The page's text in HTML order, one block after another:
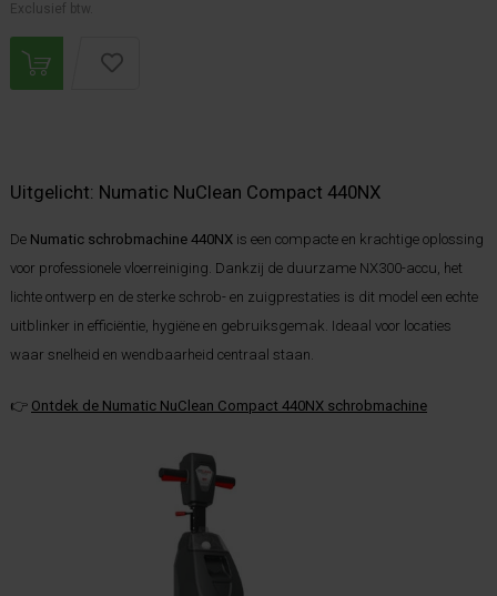
Exclusief btw.
Uitgelicht: Numatic NuClean Compact 440NX
De Numatic schrobmachine 440NX is een compacte en krachtige oplossing
voor professionele vloerreiniging. Dankzij de duurzame NX300-accu, het
lichte ontwerp en de sterke schrob- en zuigprestaties is dit model een echte
uitblinker in efficiëntie, hygiëne en gebruiksgemak. Ideaal voor locaties
waar snelheid en wendbaarheid centraal staan.
👉 Ontdek de Numatic NuClean Compact 440NX schrobmachine